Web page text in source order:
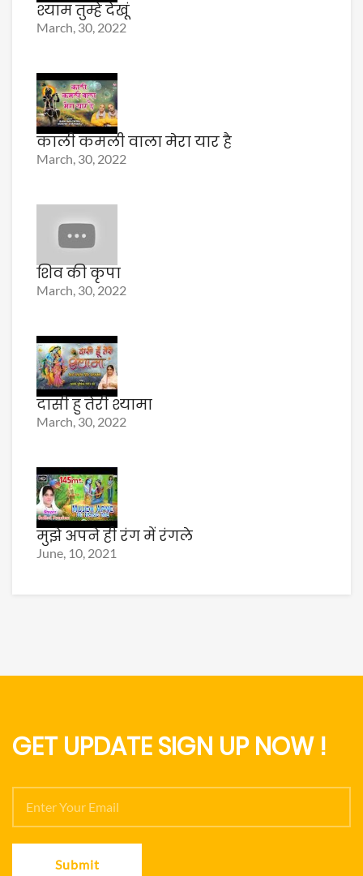
श्याम तुम्हे देखूं
March, 30, 2022
काली कमली वाला मेरा यार है
March, 30, 2022
शिव की कृपा
March, 30, 2022
दासी हु तेरी श्यामा
March, 30, 2022
मुझे अपने ही रंग में रंगले
June, 10, 2021
GET UPDATE SIGN UP NOW !
Submit